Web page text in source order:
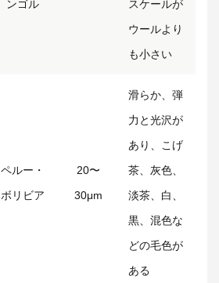
ンゴル
スケールが
ウールより
も小さい
ペルー・
ボリビア
20〜
30μm
滑らか、弾
力と光沢が
あり、 こげ
茶、灰色、
淡茶、白、
黒、混色な
どの毛色が
ある